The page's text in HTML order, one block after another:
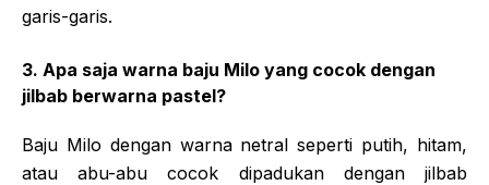
garis-garis.
3. Apa saja warna baju Milo yang cocok dengan
jilbab berwarna pastel?
Baju Milo dengan warna netral seperti putih, hitam,
atau abu-abu cocok dipadukan dengan jilbab